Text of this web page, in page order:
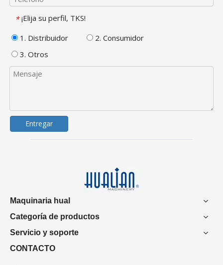
* ¡Elija su perfil, TKS!
1. Distribuidor
2. Consumidor
3. Otros
Entregar
Maquinaria hual
Categoría de productos
Servicio y soporte
CONTACTO